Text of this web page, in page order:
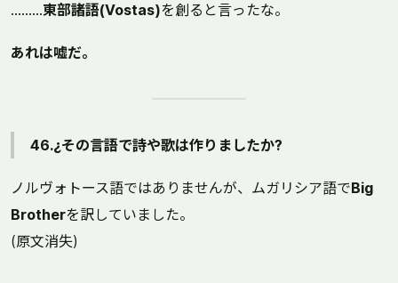
………東部諸語(Vostas)を創ると言ったな。
あれは嘘だ。
46.¿その言語で詩や歌は作りましたか?
ノルヴォトース語ではありませんが、ムガリシア語でBig
Brotherを訳していました。
(原文消失)